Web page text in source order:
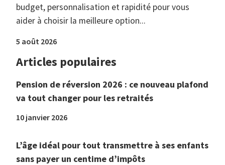
budget, personnalisation et rapidité pour vous
aider à choisir la meilleure option...
5 août 2026
Articles populaires
Pension de réversion 2026 : ce nouveau plafond
va tout changer pour les retraités
10 janvier 2026
L’âge idéal pour tout transmettre à ses enfants
sans payer un centime d’impôts